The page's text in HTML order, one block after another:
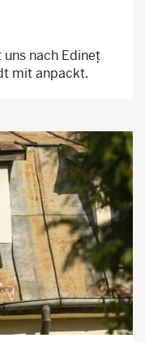
nach Edineț
mit anpackt.